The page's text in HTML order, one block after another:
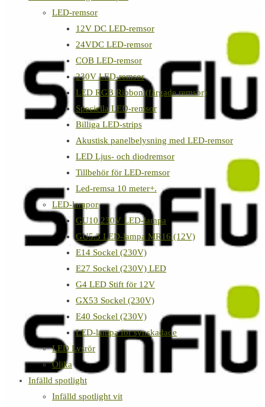
LED-remsor
12V DC LED-remsor
24VDC LED-remsor
COB LED-remsor
230V LED-remsor
LED RGB Ribbon (färgade remsor)
Speciella LED-remsor
Billiga LED-strips
Akustisk panelbelysning med LED-remsor
LED Ljus- och diodremsor
Tillbehör för LED-remsor
Led-remsa 10 meter+.
LED-lampor
GU10 230V LED-lampa
GU5.3 LED-lampa MR16 (12V)
E14 Sockel (230V)
E27 Sockel (230V) LED
G4 LED Stift för 12V
GX53 Sockel (230V)
E40 Sockel (230V)
LED-lampa för synskadade
LED Lysrör
Olika
Infälld spotlight
Infälld spotlight vit